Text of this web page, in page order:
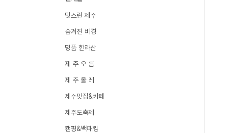
멋스런 제주
숨겨진 비경
명품 한라산
제 주 오 름
제 주 올 레
제주맛집&카페
제주도축제
캠핑&백패킹